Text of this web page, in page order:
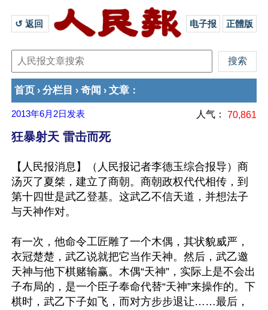
↺ 返回 电子报 正體版
首页 › 分栏目 › 奇闻 › 文章 ：
2013年6月2日 发表 人气： 70,861
狂暴射天 雷击而死
【人民报消息】（人民报记者李德玉综合报导）商
汤灭了夏桀，建立了商朝。商朝政权代代相传，到
第十四世是武乙登基。这武乙不信天道，并想法子
与天神作对。
有一次，他命令工匠雕了一个木偶，其状貌威严，
衣冠楚楚，武乙说就把它当作天神。然后，武乙邀
天神与他下棋赌输赢。木偶“天神”，实际上是不会出
子布局的，是一个臣子奉命代替“天神”来操作的。下
棋时，武乙下子如飞，而对方步步退让……最后，